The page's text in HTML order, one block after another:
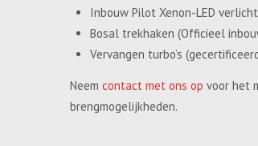
Inbouw Pilot Xenon-LED
Bosal trekhaken (Officieel
Vervangen turbo’s
Neem contact met ons op voor het
brengmogelijkheden.